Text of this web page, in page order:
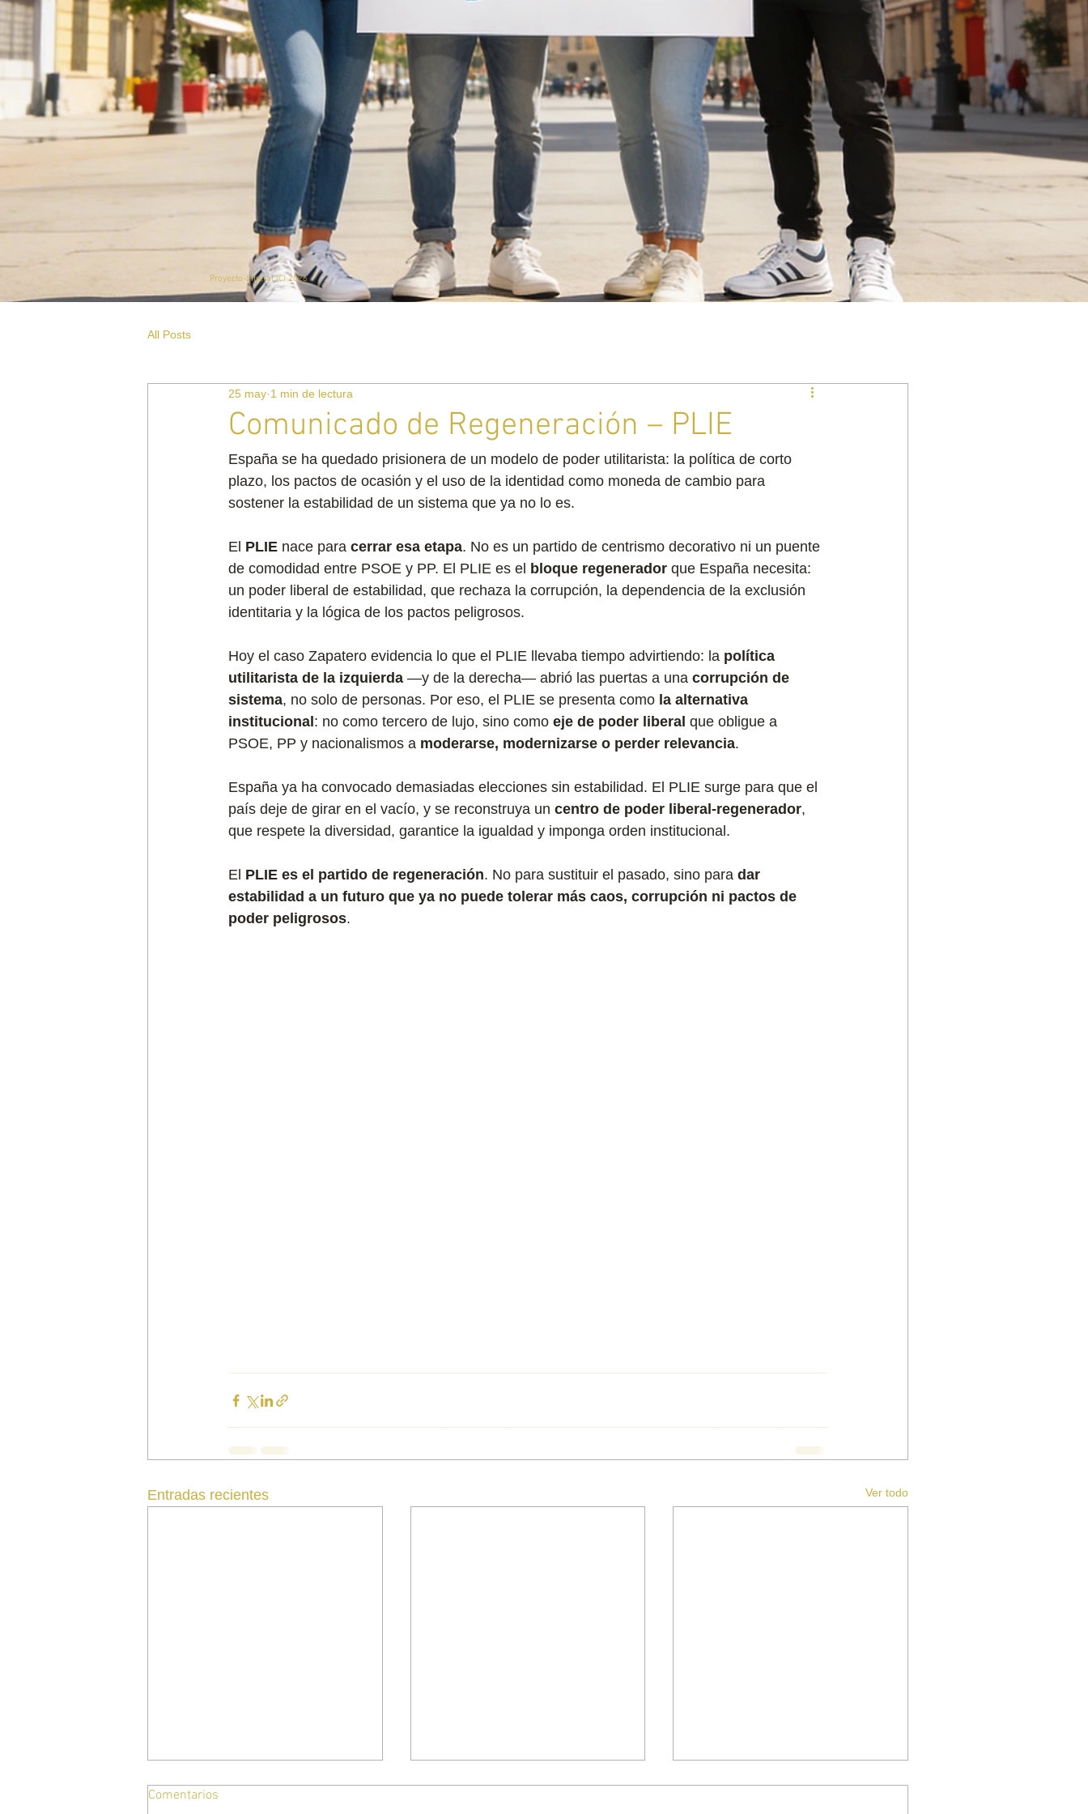
Proyecto-Liberal (C) 2026
All Posts
Comunicado de Regeneración – PLIE
25 may 1 min de lectura
España se ha quedado prisionera de un modelo de poder utilitarista: la política de corto
plazo, los pactos de ocasión y el uso de la identidad como moneda de cambio para
sostener la estabilidad de un sistema que ya no lo es.
El PLIE nace para cerrar esa etapa. No es un partido de centrismo decorativo ni un puente
de comodidad entre PSOE y PP. El PLIE es el bloque regenerador que España necesita:
un poder liberal de estabilidad, que rechaza la corrupción, la dependencia de la exclusión
identitaria y la lógica de los pactos peligrosos.
Hoy el caso Zapatero evidencia lo que el PLIE llevaba tiempo advirtiendo: la política
utilitarista de la izquierda —y de la derecha— abrió las puertas a una corrupción de
sistema, no solo de personas. Por eso, el PLIE se presenta como la alternativa
institucional : no como tercero de lujo, sino como eje de poder liberal que obligue a
PSOE, PP y nacionalismos a moderarse, modernizarse o perder relevancia.
España ya ha convocado demasiadas elecciones sin estabilidad. El PLIE surge para que el
país deje de girar en el vacío, y se reconstruya un centro de poder liberal‑regenerador,
que respete la diversidad, garantice la igualdad y imponga orden institucional.
El PLIE es el partido de regeneración. No para sustituir el pasado, sino para dar
estabilidad a un futuro que ya no puede tolerar más caos, corrupción ni pactos de
poder peligrosos.
Entradas recientes Ver todo
Comentarios